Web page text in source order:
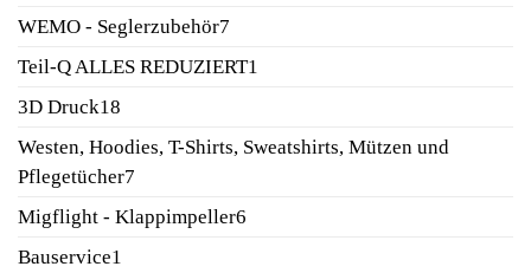
Produkte
WEMO - Seglerzubehör7
Produkte
Teil-Q ALLES REDUZIERT1
3D Druck18
Produkte
Westen, Hoodies, T-Shirts, Sweatshirts, Mützen und
Pflegetücher7
Produkte
Migflight - Klappimpeller6
Bauservice1